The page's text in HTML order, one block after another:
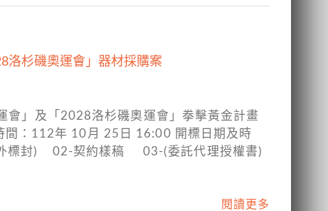
洛杉磯奧運會」器材採購案
」及「2028洛杉磯奧運會」拳擊黃金計畫
：112年 10月 25日 16:00 開標日期及時
外標封) 02-契約樣稿 03-(委託代理授權書)
閱讀更多